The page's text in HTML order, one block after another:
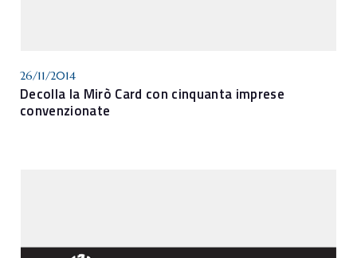
26/11/2014
Decolla la Mirò Card con cinquanta imprese
convenzionate